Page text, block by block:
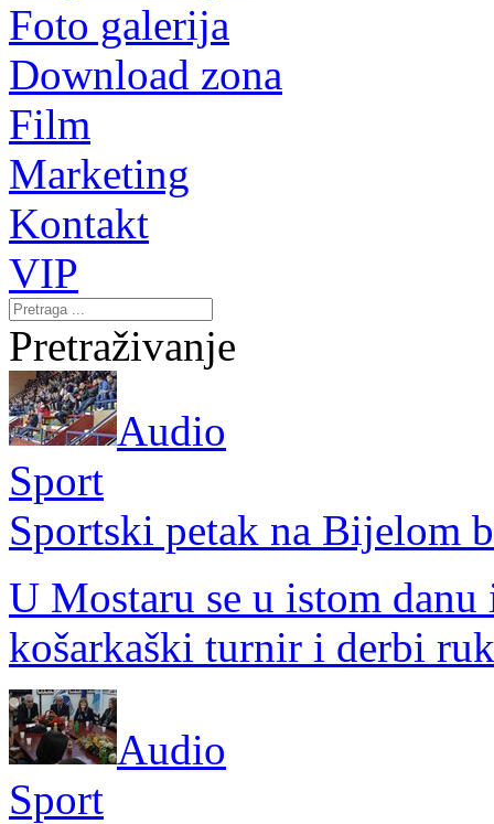
Foto galerija
Download zona
Film
Marketing
Kontakt
VIP
Pretraživanje
Audio
Sport
Sportski petak na Bijelom
U Mostaru se u istom
košarkaški turnir i derbi
Audio
Sport